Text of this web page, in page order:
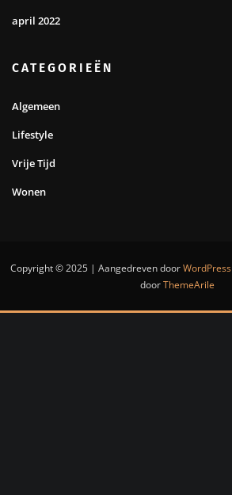
april 2022
CATEGORIEËN
Algemeen
Lifestyle
Vrije Tijd
Wonen
Copyright © 2025 | Aangedreven doorWordPress
doorThemeArile